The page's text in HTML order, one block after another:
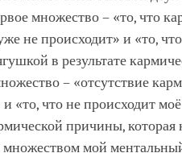
множество – «то, что
не происходит» и «то,
в результате
– «отсутствие
«то, что не происходит
причины, которая
множеством мой